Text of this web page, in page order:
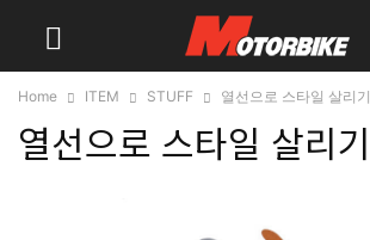
Home ITEM STUFF 열선으로 스타일 살리기
열선으로 스타일 살리기